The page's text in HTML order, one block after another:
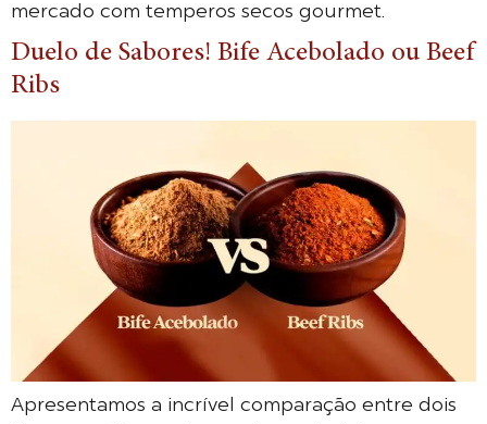
mercado com temperos secos gourmet.
Duelo de Sabores! Bife Acebolado ou Beef
Ribs
Apresentamos a incrível comparação entre dois